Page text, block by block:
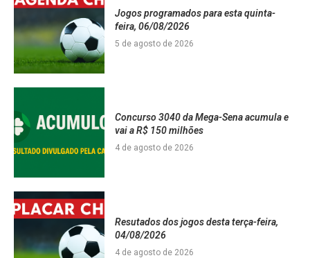
Jogos programados para esta quinta-
feira, 06/08/2026
5 de agosto de 2026
Concurso 3040 da Mega-Sena acumula e
vai a R$ 150 milhões
4 de agosto de 2026
Resutados dos jogos desta terça-feira,
04/08/2026
4 de agosto de 2026